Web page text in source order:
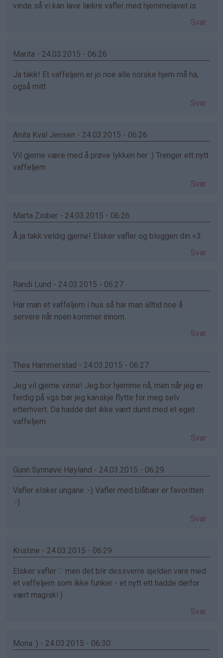
vinde så vi kan lave lækre vafler med hjemmelavet is
Svar
Marita - 24.03.2015 - 06:26
Ja takk! Et vaffeljern er jo noe alle norske hjem må ha,
også mitt.
Svar
Anita Kval Jensen - 24.03.2015 - 06:26
Vil gjerne være med å prøve lykken her :) Trenger ett nytt
vaffeljern
Svar
Marta Ziober - 24.03.2015 - 06:26
Å ja takk veldig gjerne! Elsker vafler og bloggen din <3
Svar
Randi Lund - 24.03.2015 - 06:27
Har man et vaffeljern i hus så har man alltid noe å
servere når noen kommer innom.
Svar
Thea Hammerstad - 24.03.2015 - 06:27
Jeg vil gjerne vinne! Jeg bor hjemme nå, men når jeg er
ferdig på vgs bør jeg kanskje flytte for meg selv
etterhvert. Da hadde det ikke vært dumt med et eget
vaffeljern.
Svar
Gunn Synnøve Høyland - 24.03.2015 - 06:29
Vafler elsker ungane :-) Vafler med blåbær er favoritten
:-)
Svar
Kristine - 24.03.2015 - 06:29
Elsker vafler♡ men det blir dessverre sjelden vare med
et vaffeljern som ikke funker - et nytt ett hadde derfor
vært magisk!:)
Svar
Mona :) - 24.03.2015 - 06:30